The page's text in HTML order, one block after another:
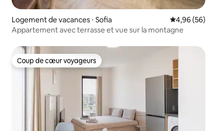
Logement de vacances ⋅ Sofia Évaluation
4,96 (56)
Appartement avec terrasse et vue sur la montagne
Coup de cœur voyageurs
Coup de cœur voyageurs